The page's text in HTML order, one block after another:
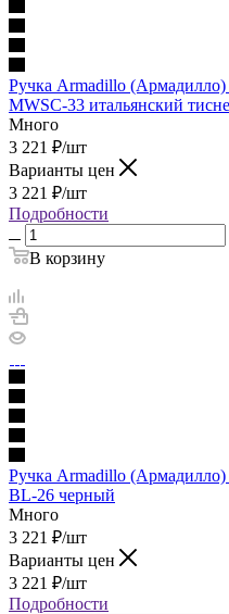
Ручка Armadillo
MWSC-33 итальянский
Много
3 221 ₽/шт
Варианты цен
3 221 ₽/шт
Подробности
В корзину
Ручка Armadillo
BL-26 черный
Много
3 221 ₽/шт
Варианты цен
3 221 ₽/шт
Подробности